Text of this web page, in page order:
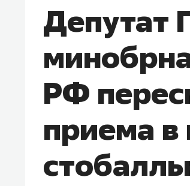
Депутат
РФ
приема в